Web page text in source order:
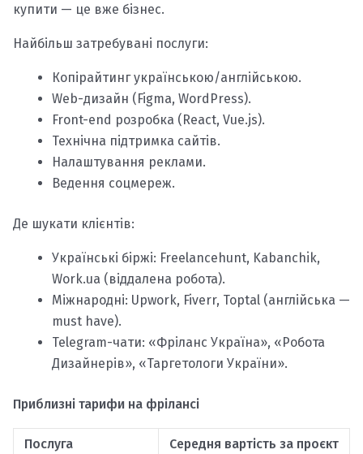
купити — це вже бізнес.
Найбільш затребувані послуги:
Копірайтинг українською/англійською.
Web-дизайн (Figma, WordPress).
Front-end розробка (React, Vue.js).
Технічна підтримка сайтів.
Налаштування реклами.
Ведення соцмереж.
Де шукати клієнтів:
Українські біржі: Freelancehunt, Kabanchik,
Work.ua (віддалена робота).
Міжнародні: Upwork, Fiverr, Toptal (англійська —
must have).
Telegram-чати: «Фріланс Україна», «Робота
Дизайнерів», «Таргетологи України».
Приблизні тарифи на фрілансі
Послуга Середня вартість за проєкт